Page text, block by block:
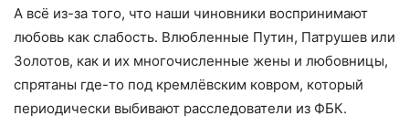
А всё из-за того, что наши чиновники воспринимают
любовь как слабость. Влюбленные Путин, Патрушев или
Золотов, как и их многочисленные жены и любовницы,
спрятаны где-то под кремлёвским ковром, который
периодически выбивают расследователи из ФБК.